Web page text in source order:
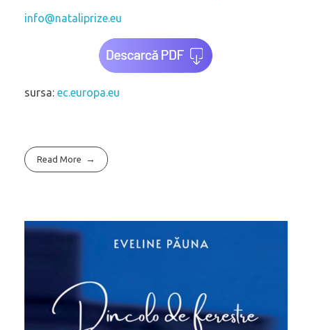
info@nataliprize.eu
sursa: ec.europa.eu
Read More